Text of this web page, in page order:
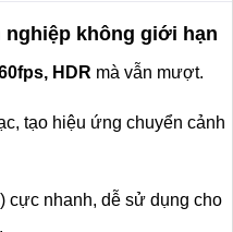
nghiệp không giới hạn
HDR mà vẫn mượt.
tạo hiệu ứng chuyển cảnh
cực nhanh, dễ sử dụng cho